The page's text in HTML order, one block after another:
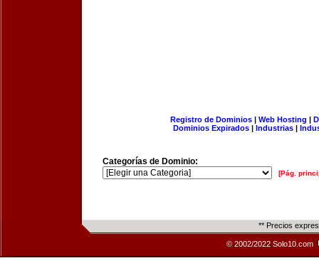
Registro de Dominios| Web Hosting |
Dominios Expirados | Industrias |
Categorías de Dominio:
[Pág.
** Precios
© 2002/2022 Solo10.com